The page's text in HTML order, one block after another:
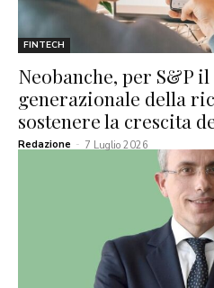
FINTECH
Neobanche, per S&P
generazionale della
sostenere la crescita
Redazione - 7 Luglio 2026